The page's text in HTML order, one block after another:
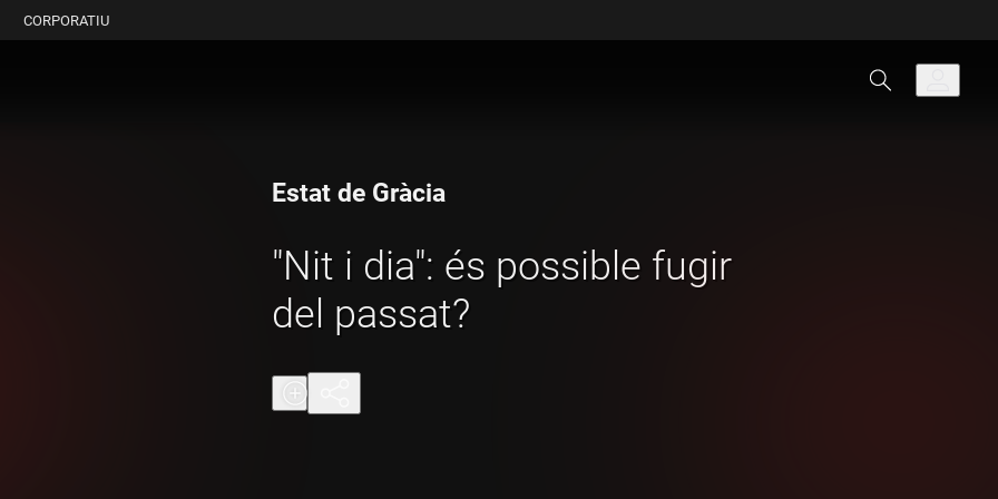
CORPORATIU
Estat de Gràcia
"Nit i dia": és possible fugir
del passat?